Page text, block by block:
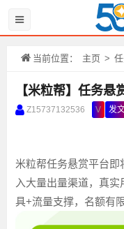
当前位置： 主页 >
【米粒帮】任务悬
Z15737132536 V 发
米粒帮任务悬赏平台
入大量出量渠道，真
具+流量支撑，名额有